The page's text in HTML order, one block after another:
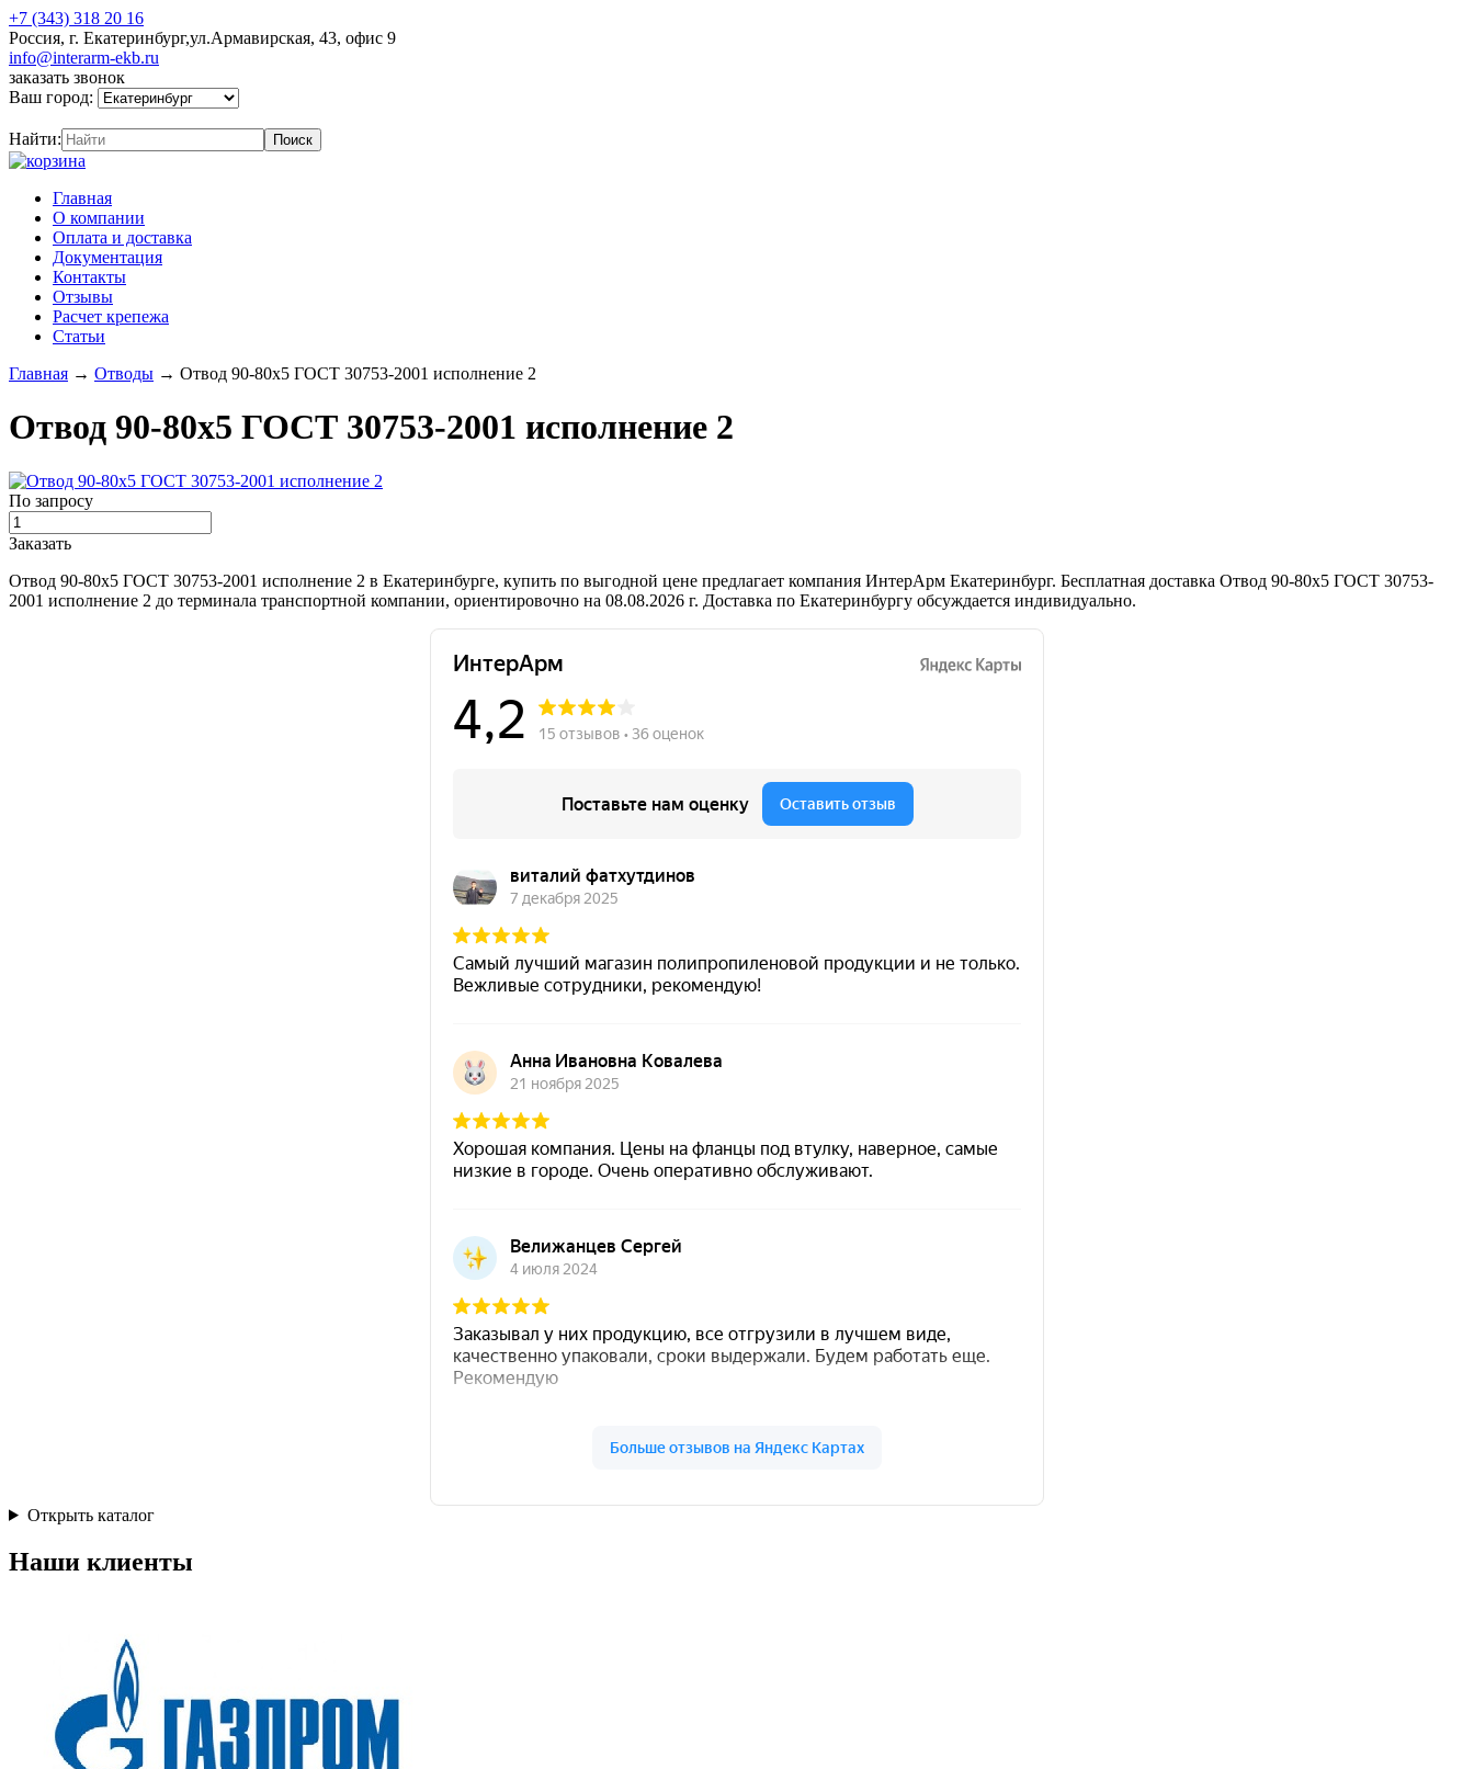
+7 (343) 318 20 16
Россия, г. Екатеринбург,ул.Армавирская, 43, офис 9
info@interarm-ekb.ru
заказать звонок
Ваш город:
Найти:
Главная
О компании
Оплата и доставка
Документация
Контакты
Отзывы
Расчет крепежа
Статьи
Главная → Отводы → Отвод 90-80х5 ГОСТ 30753-2001 исполнение 2
Отвод 90-80х5 ГОСТ 30753-2001 исполнение 2
По запросу
Заказать
Отвод 90-80х5 ГОСТ 30753-2001 исполнение 2 в Екатеринбурге, купить по выгодной цене предлагает компания ИнтерАрм Екатеринбург. Бесплатная доставка Отвод 90-80х5 ГОСТ 30753-
2001 исполнение 2 до терминала транспортной компании, ориентировочно на 08.08.2026 г. Доставка по Екатеринбургу обсуждается индивидуально.
Открыть каталог
Наши клиенты